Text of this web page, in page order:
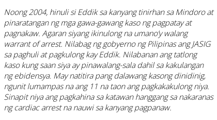
Noong 2004, hinuli si Eddik sa kanyang tinirhan sa Mindoro at
pinaratangan ng mga gawa-gawang kaso ng pagpatay at
pagnakaw. Agaran siyang ikinulong na umano’y walang
warrant of arrest. Nilabag ng gobyerno ng Pilipinas ang JASIG
sa paghuli at pagkulong kay Eddik. Nilabanan ang tatlong
kaso kung saan siya ay pinawalang-sala dahil sa kakulangan
ng ebidensya. May natitira pang dalawang kasong dinidinig,
ngunit lumampas na ang 11 na taon ang pagkakakulong niya.
Sinapit niya ang pagkahina sa katawan hanggang sa nakaranas
ng cardiac arrest na nauwi sa kanyang pagpanaw.